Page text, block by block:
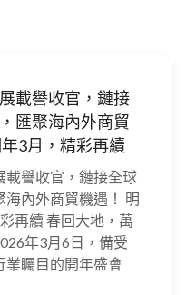
載譽收官，鏈接
匯聚海內外商貿
3月，精彩再續
載譽收官，鏈接全球
海內外商貿機遇！ 明
再續 春回大地，萬
年3月6日，備受
業矚目的開年盛會